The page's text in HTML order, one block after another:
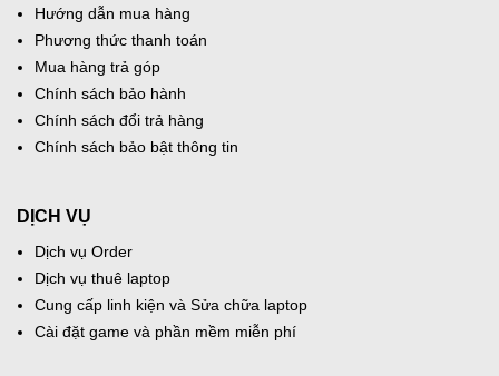
Hướng dẫn mua hàng
Phương thức thanh toán
Mua hàng trả góp
Chính sách bảo hành
Chính sách đổi trả hàng
Chính sách bảo bật thông tin
DỊCH VỤ
Dịch vụ Order
Dịch vụ thuê laptop
Cung cấp linh kiện và Sửa chữa laptop
Cài đặt game và phần mềm miễn phí